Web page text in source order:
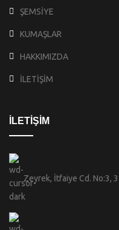
ŞEMSİYE
KUMAŞLAR
HAKKIMIZDA
İLETİŞİM
İLETİŞİM
Zeyrek, İtfaiye Cd. No:3,